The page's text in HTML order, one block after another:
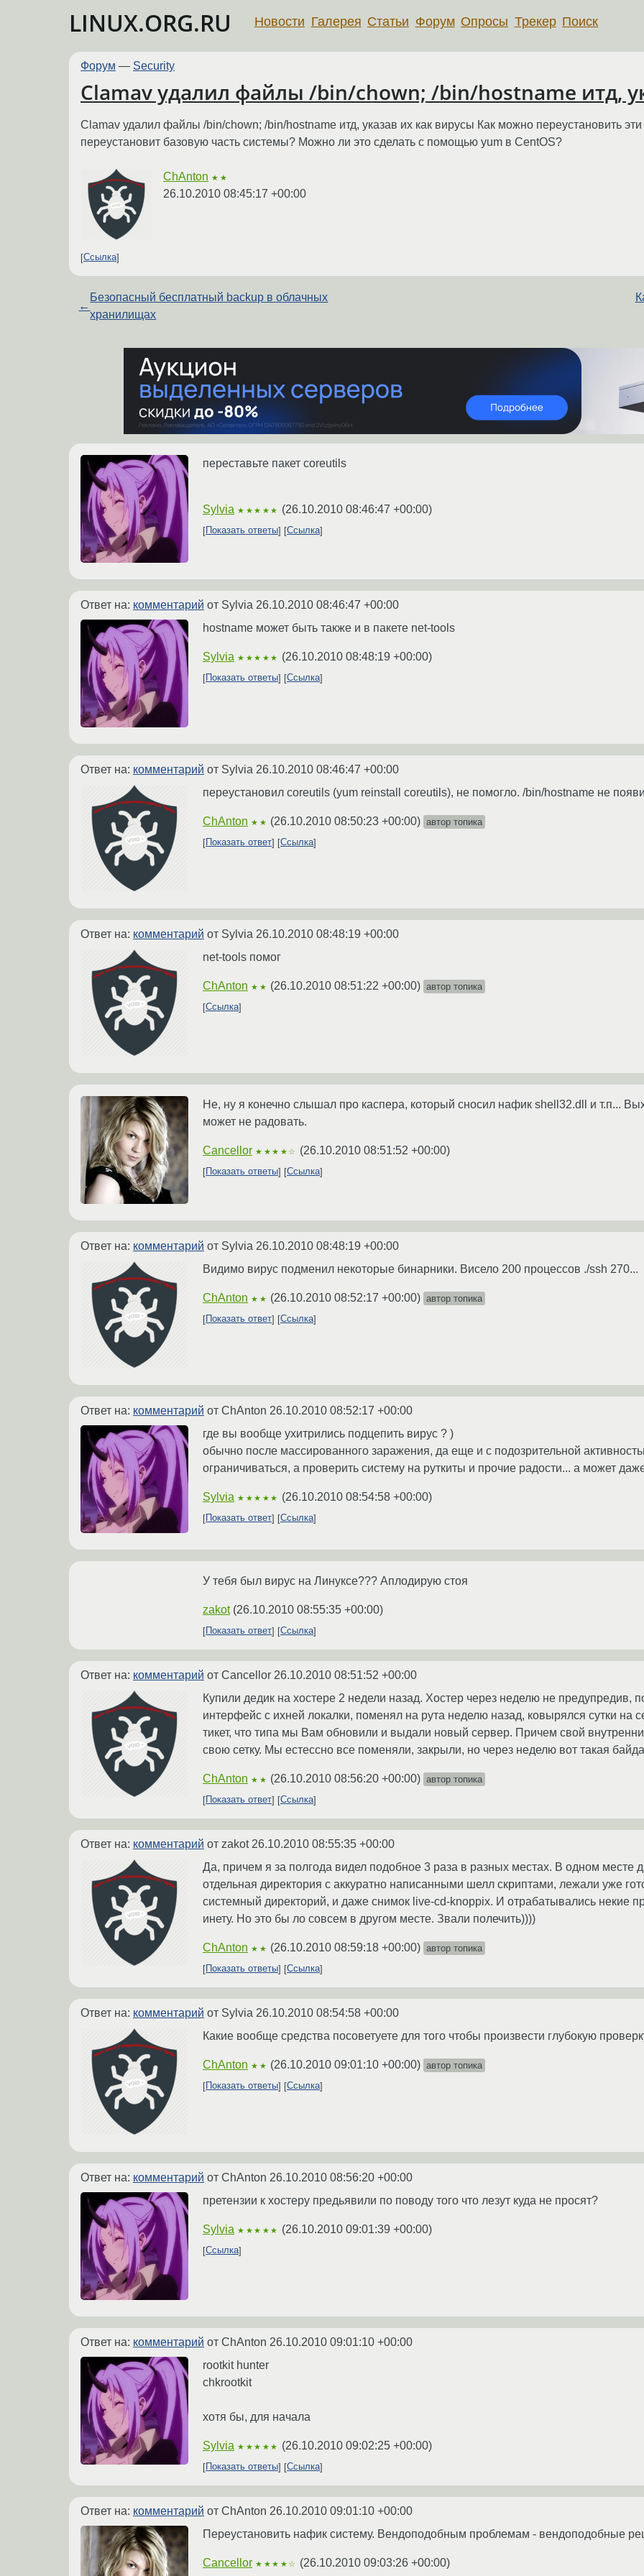
LINUX.ORG.RU Новости Галерея Статьи Форум Опросы Трекер Поиск
Форум — Security
Clamav удалил файлы /bin/chown; /bin/hostname итд,
Clamav удалил файлы /bin/chown; /bin/hostname итд, указав их как вирусы Как можно переустановить
переустановит базовую часть системы? Можно ли это сделать с помощью yum в CentOS?
ChAnton ★★
26.10.2010 08:45:17 +00:00
Ссылка
←
Безопасный бесплатный backup в облачных
хранилищах
переставьте пакет coreutils
Sylvia ★★★★★ (26.10.2010 08:46:47 +00:00)
Показать ответы Ссылка
Ответ на: комментарий от Sylvia 26.10.2010 08:46:47 +00:00
hostname может быть также и в пакете net-tools
Sylvia ★★★★★ (26.10.2010 08:48:19 +00:00)
Показать ответы Ссылка
Ответ на: комментарий от Sylvia 26.10.2010 08:46:47 +00:00
переустановил coreutils (yum reinstall coreutils), не помогло. /bin/hostname не
ChAnton ★★ (26.10.2010 08:50:23 +00:00) автор топика
Показать ответ
Ссылка
Ответ на: комментарий от Sylvia 26.10.2010 08:48:19 +00:00
net-tools помог
ChAnton ★★ (26.10.2010 08:51:22 +00:00) автор топика
Ссылка
Не, ну я конечно слышал про каспера, который сносил нафик shell32.dll и т.п...
может не радовать.
Cancellor ★★★★☆ (26.10.2010 08:51:52 +00:00)
Показать ответы Ссылка
Ответ на: комментарий от Sylvia 26.10.2010 08:48:19 +00:00
Видимо вирус подменил некоторые бинарники. Висело 200 процессов ./ssh 270...
ChAnton ★★ (26.10.2010 08:52:17 +00:00) автор топика
Показать ответ
Ссылка
Ответ на: комментарий от ChAnton 26.10.2010 08:52:17 +00:00
где вы вообще ухитрились подцепить вирус ? )
обычно после массированного заражения, да еще и с подозрительной
ограничиваться, а проверить систему на руткиты и прочие радости... а может
Sylvia ★★★★★ (26.10.2010 08:54:58 +00:00)
Показать ответ Ссылка
У тебя был вирус на Линуксе??? Аплодирую стоя
zakot (26.10.2010 08:55:35 +00:00)
Показать ответ Ссылка
Ответ на: комментарий от Cancellor 26.10.2010 08:51:52 +00:00
Купили дедик на хостере 2 недели назад. Хостер через неделю не предупредив,
интерфейс с ихней локалки, поменял на рута неделю назад, ковырялся сутки на
тикет, что типа мы Вам обновили и выдали новый сервер. Причем свой
свою сетку. Мы естессно все поменяли, закрыли, но через неделю вот такая
ChAnton ★★ (26.10.2010 08:56:20 +00:00) автор топика
Показать ответ
Ссылка
Ответ на: комментарий от zakot 26.10.2010 08:55:35 +00:00
Да, причем я за полгода видел подобное 3 раза в разных местах. В одном
отдельная директория с аккуратно написанными шелл скриптами, лежали уже
системный директорий, и даже снимок live-cd-knoppix. И отрабатывались некие
инету. Но это бы ло совсем в другом месте. Звали полечить))))
ChAnton ★★ (26.10.2010 08:59:18 +00:00) автор топика
Показать ответы
Ссылка
Ответ на: комментарий от Sylvia 26.10.2010 08:54:58 +00:00
Какие вообще средства посоветуете для того чтобы произвести глубокую
ChAnton ★★ (26.10.2010 09:01:10 +00:00) автор топика
Показать ответы
Ссылка
Ответ на: комментарий от ChAnton 26.10.2010 08:56:20 +00:00
претензии к хостеру предьявили по поводу того что лезут куда не просят?
Sylvia ★★★★★ (26.10.2010 09:01:39 +00:00)
Ссылка
Ответ на: комментарий от ChAnton 26.10.2010 09:01:10 +00:00
rootkit hunter
chkrootkit
хотя бы, для начала
Sylvia ★★★★★ (26.10.2010 09:02:25 +00:00)
Показать ответы Ссылка
Ответ на: комментарий от ChAnton 26.10.2010 09:01:10 +00:00
Переустановить нафик систему. Вендоподобным проблемам - вендоподобные
Cancellor ★★★★☆ (26.10.2010 09:03:26 +00:00)